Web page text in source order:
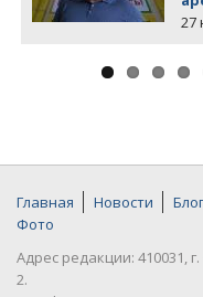
27
Главная Новости
Фото
Адрес редакции: 410031,
2.